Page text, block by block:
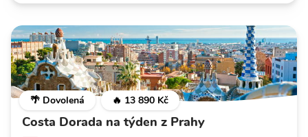
🌴 Dovolená 🔥 13 890 Kč
Costa Dorada na týden z Prahy